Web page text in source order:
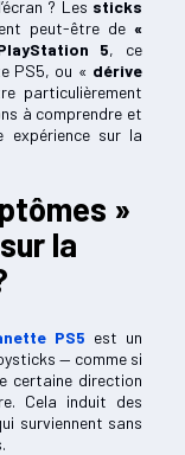
? Les sticks
peut-être de «
5, ce
PS5, ou « dérive
particulièrement
à comprendre et
expérience sur la
»
la
PS5 est un
— comme si
certaine direction
Cela induit des
surviennent sans